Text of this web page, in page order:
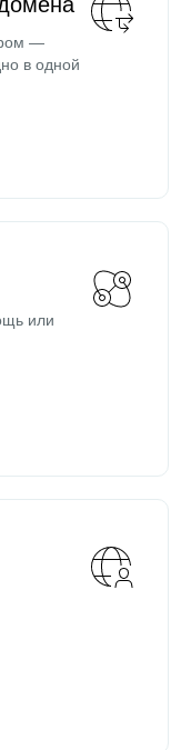
—
в одной
или